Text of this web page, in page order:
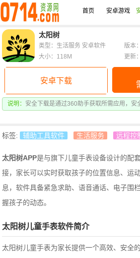
首页 安卓游戏
太阳树
安卓下载
说明： 安全下载是通过360助手获取所需应用，安
类型：生活服务 安卓软件
版本
大小：118M
更新
标签: 辅助工具软件 生活服务 远程控
太阳树APP是与旗下儿童手表设备设计的配
接，家长可以实时获取孩子的位置信息、运
息，软件具备紧急求助、语音通话、电子围
握孩子的动态。
太阳树儿童手表软件简介
太阳树儿童手表为家长提供一个高效、安全